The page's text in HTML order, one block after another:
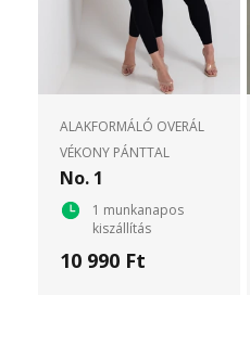
ALAKFORMÁLÓ OVERÁL
VÉKONY PÁNTTAL
No. 1
1 munkanapos
kiszállítás
10 990 Ft